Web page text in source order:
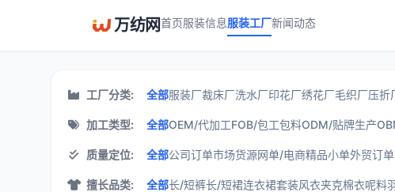
万纺网首页服装信息服装工厂新闻动态
服装工厂展示中心 - 万纺网
工厂分类: 全部服装厂裁床厂洗水厂印花厂绣花厂毛织厂压折
加工类型: 全部OEM/代加工FOB/包工包料ODM/贴牌生产
质量定位: 全部公司订单市场货源网单/电商精品小单外贸订单
擅长品类: 全部长/短裤长/短裙连衣裙套装风衣夹克棉衣呢料